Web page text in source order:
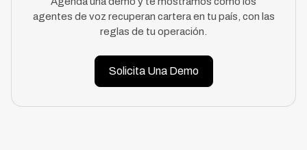
agentes de voz recuperan cartera en tu país, con las
reglas de tu operación.
Solicita Una Demo